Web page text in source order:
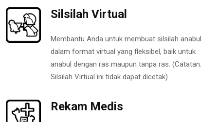
Silsilah Virtual
Membantu Anda untuk membuat silsilah anabul
dalam format virtual yang fleksibel, baik untuk
anabul dengan ras maupun tanpa ras. (Catatan:
Silsilah Virtual ini tidak dapat dicetak).
Rekam Medis